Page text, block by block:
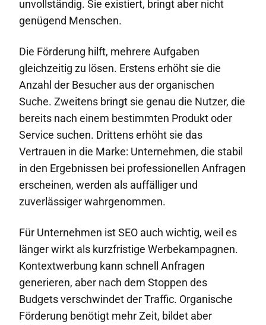
unvollständig. Sie existiert, bringt aber nicht
genügend Menschen.
Die Förderung hilft, mehrere Aufgaben
gleichzeitig zu lösen. Erstens erhöht sie die
Anzahl der Besucher aus der organischen
Suche. Zweitens bringt sie genau die Nutzer, die
bereits nach einem bestimmten Produkt oder
Service suchen. Drittens erhöht sie das
Vertrauen in die Marke: Unternehmen, die stabil
in den Ergebnissen bei professionellen Anfragen
erscheinen, werden als auffälliger und
zuverlässiger wahrgenommen.
Für Unternehmen ist SEO auch wichtig, weil es
länger wirkt als kurzfristige Werbekampagnen.
Kontextwerbung kann schnell Anfragen
generieren, aber nach dem Stoppen des
Budgets verschwindet der Traffic. Organische
Förderung benötigt mehr Zeit, bildet aber